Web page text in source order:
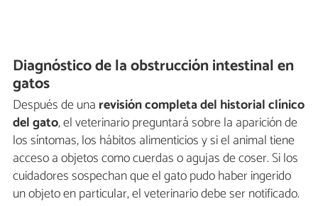
Diagnóstico de la obstrucción intestinal en
gatos
Después de una revisión completa del historial clínico
del gato, el veterinario preguntará sobre la aparición de
los síntomas, los hábitos alimenticios y si el animal tiene
acceso a objetos como cuerdas o agujas de coser. Si los
cuidadores sospechan que el gato pudo haber ingerido
un objeto en particular, el veterinario debe ser notificado.